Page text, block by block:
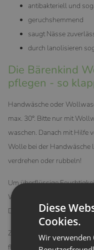
antibakteriell und
geruchshemmend
saugt Nässe
durch lanolisieren
Die Bärenkind
pflegen - so
Handwäsche oder
max. 30°. Bitte nur mit
waschen. Danach mit Hilfe
Wolle bei der Handwäsche
verdrehen oder rubbeln!
Um überflüssige
Wollwindel flach in ein
Druck die Restfeuchtigkeit
Zum Trocknen sollten die
flach ausgelegt werden.
Diese
Cookies.
Wir verwenden